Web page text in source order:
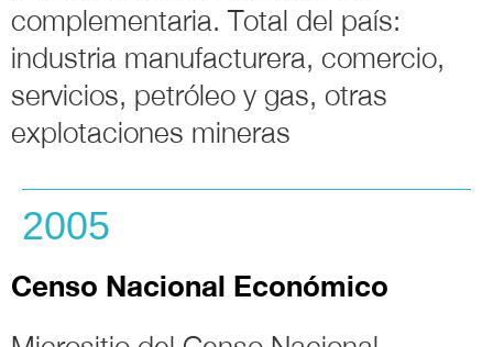
complementaria. Total del país:
industria manufacturera, comercio,
servicios, petróleo y gas, otras
explotaciones mineras
2005
Censo Nacional Económico